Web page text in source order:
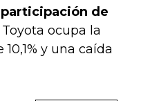
de
ocupa la
y una caída